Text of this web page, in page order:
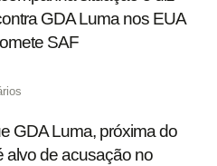
GDA Luma nos EUA
SAF
GDA Luma, próxima do
alvo de acusação no